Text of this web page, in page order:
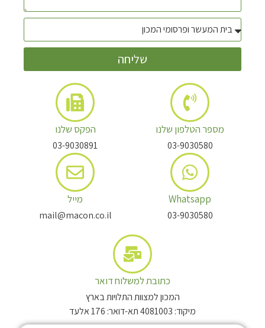
שליחה
מספר הטלפון שלנו
03-9030580
Whatsapp
03-9030580
הפקס שלנו
03-9030891
מייל
mail@macon.co.il
כתובת למשלוח דואר
המכון למצוות התלויות בארץ
מיקוד: 4081003 תא-דואר: 176 אלעד